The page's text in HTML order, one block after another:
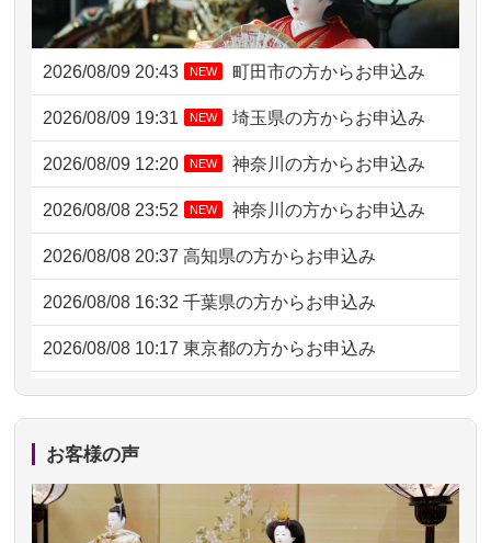
2026/08/09 20:43 NEW 町田市の方からお申込み
2026/08/09 19:31 NEW 埼玉県の方からお申込み
2026/08/09 12:20 NEW 神奈川の方からお申込み
2026/08/08 23:52 NEW 神奈川の方からお申込み
2026/08/08 20:37 高知県の方からお申込み
2026/08/08 16:32 千葉県の方からお申込み
2026/08/08 10:17 東京都の方からお申込み
2026/08/07 20:31 東京都の方からお申込み
2026/08/07 09:26
2026/08/06 21:28 埼玉県の方からお申込み
2026/08/06 17:56 藤沢市の方からお申込み
お客様の声